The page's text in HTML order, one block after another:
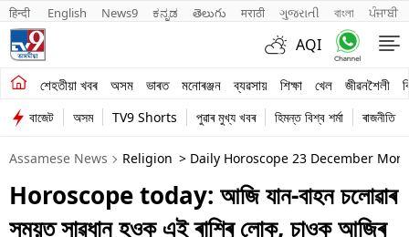
हिन्दी English News9 ಕನ್ನಡ తెలుగు मराठी ગુજરાતી বাংলা ਪੰਜਾਬੀ
AQI
শেহতীয়া খবৰ অসম ভাৰত মনোৰঞ্জন ব্যৱসায় শিক্ষা খেল জীৱনশৈলী
শেহতীয়া খবৰ
অসম
ভাৰত
মনোৰঞ্জন
বাজেট অসম TV9 Shorts পুৱাৰ মুখ্য খবৰ হিমন্ত বিশ্ব শৰ্মা ৰাজনীতি
Assamese News Religion > Daily Horoscope 23 December
Horoscope today: আজি যান-বাহন চলোৱাৰ
সময়ত সাৱধান হওক এই ৰাশিৰ লোক, চাওক আজিৰ